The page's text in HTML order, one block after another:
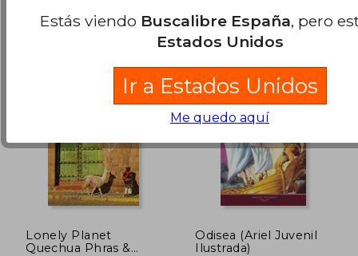
Rápido
Lonely Planet
Quechua Phras &
Odisea (Ariel Juvenil
Ilustrada)
Estás viendo Buscalibre España, pero
Estados Unidos
Ir a Estados Unidos
Me quedo aquí